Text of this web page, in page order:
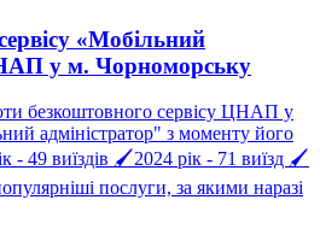
«Мобільний
у м. Чорноморську
безкоштовного сервісу ЦНАП у
адміністратор" з моменту його
- 49 виїздів 🖌2024 рік - 71 виїзд 🖌
послуги, за якими наразі